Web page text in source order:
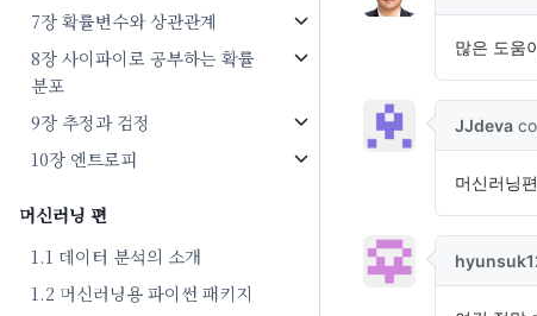
7장 확률변수와 상관관계
8장 사이파이로 공부하는 확률
분포
9장 추정과 검정
10장 엔트로피
머신러닝 편
1.1 데이터 분석의 소개
1.2 머신러닝용 파이썬 패키지